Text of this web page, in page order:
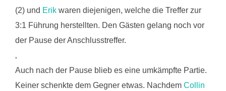
(2) und Erik waren diejenigen, welche die Treffer zur
3:1 Führung herstellten. Den Gästen gelang noch vor
der Pause der Anschlusstreffer.
‚
Auch nach der Pause blieb es eine umkämpfte Partie.
Keiner schenkte dem Gegner etwas. Nachdem Collin